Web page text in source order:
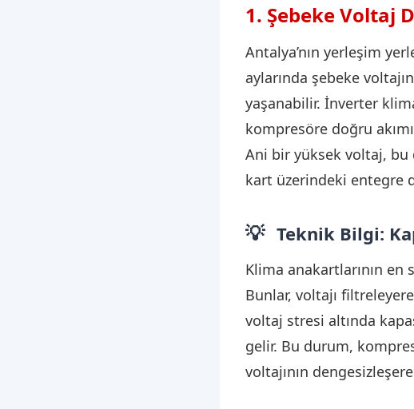
1. Şebeke Voltaj
Antalya’nın yerleşim
aylarında şebeke
yaşanabilir. İnverter
kompresöre doğru
Ani bir yüksek voltaj,
kart üzerindeki entegre
💡 Teknik Bilgi:
Klima anakartlarının
Bunlar, voltajı
voltaj stresi altında
gelir. Bu durum,
voltajının